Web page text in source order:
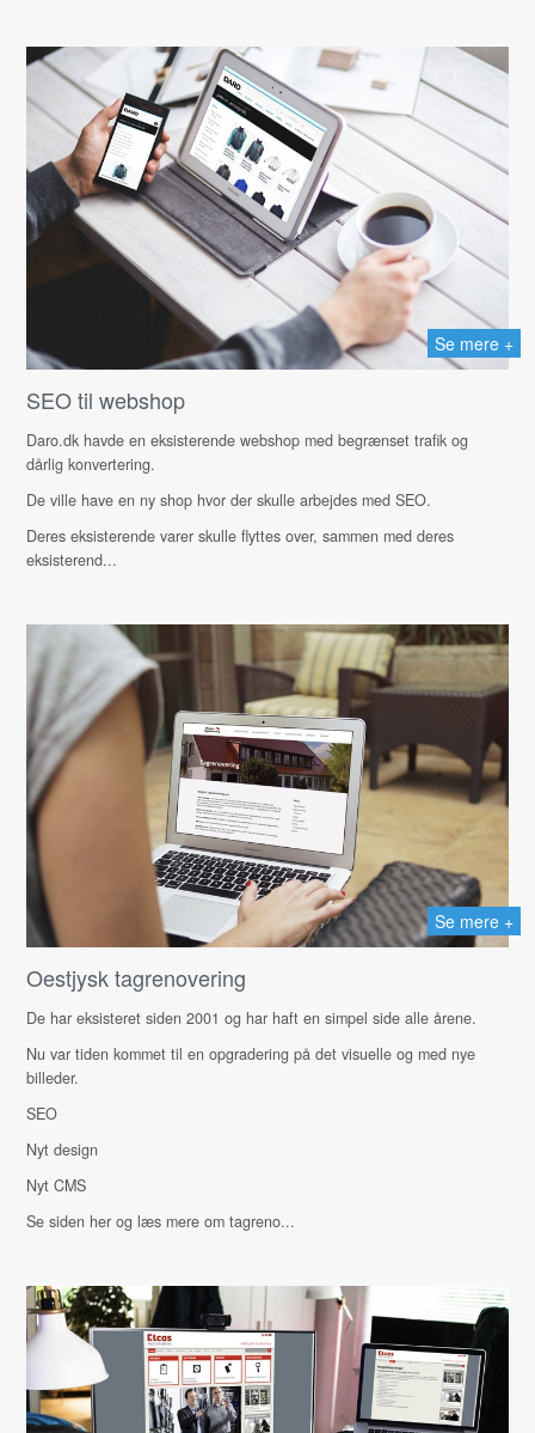
Se mere +
SEO til webshop
Daro.dk havde en eksisterende webshop med begrænset trafik og
dårlig konvertering.
De ville have en ny shop hvor der skulle arbejdes med SEO.
Deres eksisterende varer skulle flyttes over, sammen med deres
eksisterend...
Se mere +
Oestjysk tagrenovering
De har eksisteret siden 2001 og har haft en simpel side alle årene.
Nu var tiden kommet til en opgradering på det visuelle og med nye
billeder.
SEO
Nyt design
Nyt CMS
Se siden her og læs mere om tagreno...